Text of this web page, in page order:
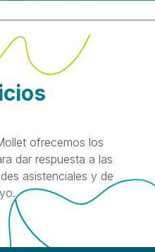
ofrecemos los
dar respuesta a las
asistenciales y de